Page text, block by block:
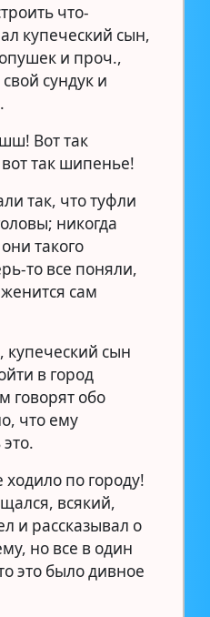
что-
купеческий сын,
и проч.,
сундук и
Вот так
так шипенье!
так, что туфли
никогда
такого
то все поняли,
сам
купеческий сын
в город
говорят обо
что ему
ходило по городу!
всякий,
и рассказывал о
но все в один
это было дивное